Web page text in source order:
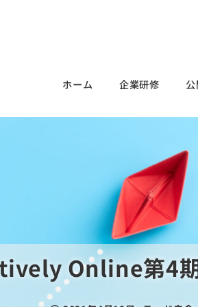
ホーム 企業研修
Online第4期